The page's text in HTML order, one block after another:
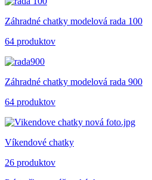
Záhradné chatky modelová rada 100
64 produktov
Záhradné chatky modelová rada 900
64 produktov
Víkendové chatky
26 produktov